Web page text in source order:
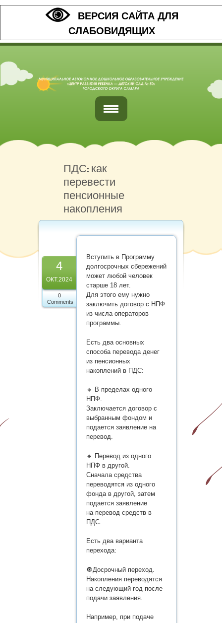
ВЕРСИЯ САЙТА ДЛЯ
СЛАБОВИДЯЩИХ
Главная
Обратная связь
Наши контакты
Организация питания
ПДС: как
перевести
пенсионные
накопления
4
ОКТ.2024
0
Comments
Вступить в Программу
долгосрочных сбережений
может любой человек
старше 18 лет.
Для этого ему нужно
заключить договор с НПФ
из числа операторов
программы.
Есть два основных
способа перевода денег
из пенсионных
накоплений в ПДС:
🔸 В пределах одного
НПФ.
Заключается договор с
выбранным фондом и
подается заявление на
перевод.
🔸 Перевод из одного
НПФ в другой.
Сначала средства
переводятся из одного
фонда в другой, затем
подается заявление
на перевод средств в
ПДС.
Есть два варианта
перехода:
🔘Досрочный переход.
Накопления переводятся
на следующий год после
подачи заявления.
Например, при подаче